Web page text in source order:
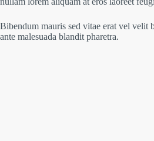
Bibendum mauris sed vitae erat vel velit
ante malesuada blandit pharetra.